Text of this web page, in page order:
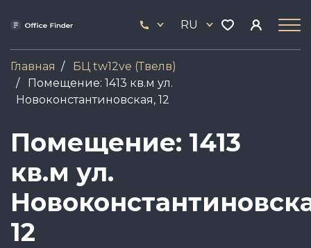
содержанию
444
17
RU
Главная
БЦ tw12ve (Твелв)
Помещение: 1413 кв.м ул.
Новоконстантиновская, 12
Помещение: 1413
кв.м ул.
12